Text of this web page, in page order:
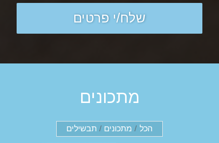
מתכונים
הכל / מתכונים / תבשילים